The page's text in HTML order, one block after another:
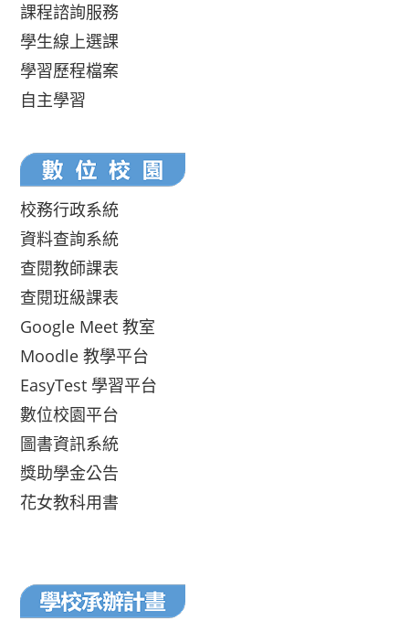
課程諮詢服務
學生線上選課
學習歷程檔案
自主學習
校務行政系統
資料查詢系統
查閱教師課表
查閱班級課表
Google Meet 教室
Moodle 教學平台
EasyTest 學習平台
數位校園平台
圖書資訊系統
獎助學金公告
花女教科用書